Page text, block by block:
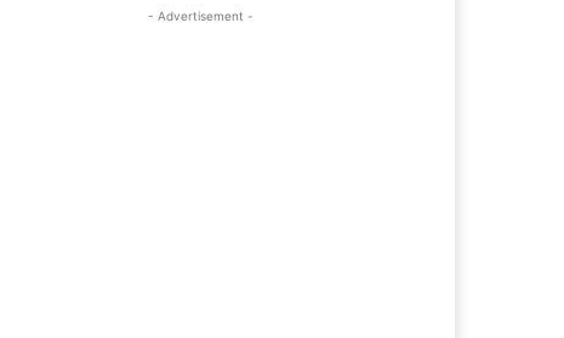
- Advertisement -